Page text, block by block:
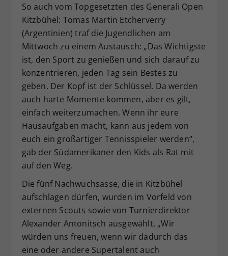
So auch vom Topgesetzten des Generali Open
Kitzbühel: Tomas Martin Etcherverry
(Argentinien) traf die Jugendlichen am
Mittwoch zu einem Austausch: „Das Wichtigste
ist, den Sport zu genießen und sich darauf zu
konzentrieren, jeden Tag sein Bestes zu
geben. Der Kopf ist der Schlüssel. Da werden
auch harte Momente kommen, aber es gilt,
einfach weiterzumachen. Wenn ihr eure
Hausaufgaben macht, kann aus jedem von
euch ein großartiger Tennisspieler werden“,
gab der Südamerikaner den Kids als Rat mit
auf den Weg.
Die fünf Nachwuchsasse, die in Kitzbühel
aufschlagen dürfen, wurden im Vorfeld von
externen Scouts sowie von Turnierdirektor
Alexander Antonitsch ausgewählt. „Wir
würden uns freuen, wenn wir dadurch das
eine oder andere Supertalent auch